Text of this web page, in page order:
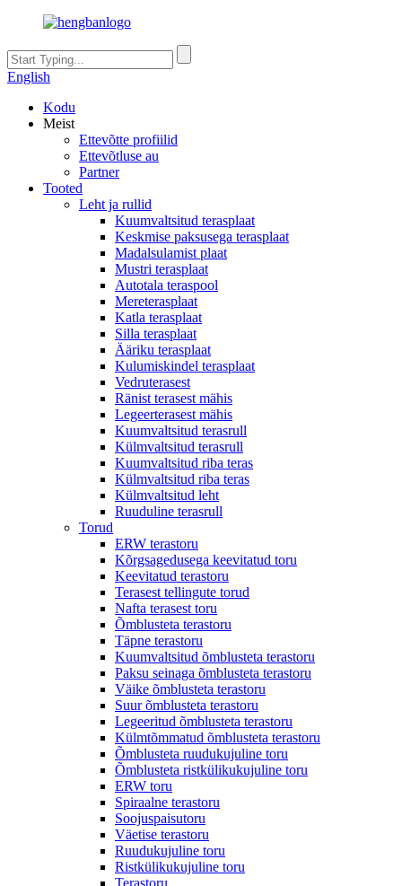
English
Kodu
Meist
Ettevõtte profiilid
Ettevõtluse au
Partner
Tooted
Leht ja rullid
Kuumvaltsitud terasplaat
Keskmise paksusega terasplaat
Madalsulamist plaat
Mustri terasplaat
Autotala teraspool
Mereterasplaat
Katla terasplaat
Silla terasplaat
Ääriku terasplaat
Kulumiskindel terasplaat
Vedruterasest
Ränist terasest mähis
Legeerterasest mähis
Kuumvaltsitud terasrull
Külmvaltsitud terasrull
Kuumvaltsitud riba teras
Külmvaltsitud riba teras
Külmvaltsitud leht
Ruuduline terasrull
Torud
ERW terastoru
Kõrgsagedusega keevitatud toru
Keevitatud terastoru
Terasest tellingute torud
Nafta terasest toru
Õmblusteta terastoru
Täpne terastoru
Kuumvaltsitud õmblusteta terastoru
Paksu seinaga õmblusteta terastoru
Väike õmblusteta terastoru
Suur õmblusteta terastoru
Legeeritud õmblusteta terastoru
Külmtõmmatud õmblusteta terastoru
Õmblusteta ruudukujuline toru
Õmblusteta ristkülikukujuline toru
ERW toru
Spiraalne terastoru
Soojuspaisutoru
Väetise terastoru
Ruudukujuline toru
Ristkülikukujuline toru
Terastoru